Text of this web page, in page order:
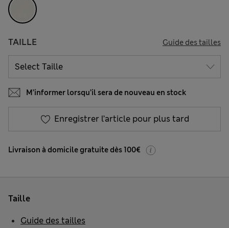
TAILLE Guide des tailles
M’informer lorsqu’il sera de nouveau en stock
Enregistrer l’article pour plus tard
Livraison à domicile gratuite dès 100€
Taille
Guide des tailles